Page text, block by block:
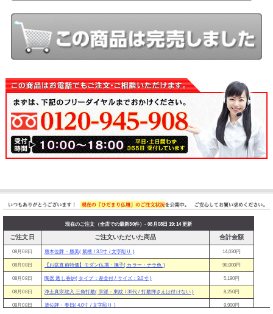
現在のご注文（全店での最新30件）- 08月08日 19:14 更新
ご注文日 ご注文いただいた商品 合計金額
08月08日 唐木位牌・勝美( 紫檀 / 3.5寸 / 文字彫り ) 14,030円
08月08日 【お盆直前特価】モダン仏壇・撫子( カラー・ナラ色 ) 98,000円
08月08日 陶器 透し香炉( タイプ：差金付 / サイズ：3.0寸 ) 5,190円
08月08日 浄土真宗紋入 三角打敷( 宗派：東紋 / 30代 / 打敷押さえは付けない ) 8,250円
08月08日 塗位牌・春日( 4.0寸 / 文字彫り ) 9,900円